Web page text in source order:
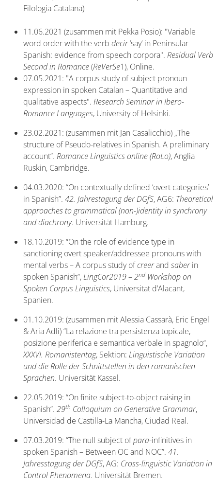
Filologia Catalana)
11.06.2021 (zusammen mit Pekka Posio): "Variable
word order with the verb decir‘say’ in Peninsular
Spanish: evidence from speech corpora". Residual Verb
Second in Romance(ReVerSe1), Online.
07.05.2021: "A corpus study of subject pronoun
expression in spoken Catalan – Quantitative and
qualitative aspects". Research Seminar in Ibero-
Romance Languages, University of Helsinki.
23.02.2021: (zusammen mit Jan Casalicchio) „The
structure of Pseudo-relatives in Spanish. A preliminary
account”. Romance Linguistics online (RoLo), Anglia
Ruskin, Cambridge.
04.03.2020: “On contextually defined ‘overt categories’
in Spanish”. 42. Jahrestagung der DGfS, AG6: Theoretical
approaches to grammatical (non-)identity in synchrony
and diachrony. Universität Hamburg.
18.10.2019: “On the role of evidence type in
sanctioning overt speaker/addressee pronouns with
mental verbs – A corpus study ofcreerand saberin
spoken Spanish”,LingCor2019 – 2nd Workshop on
Spoken Corpus Linguistics, Universitat d’Alacant,
Spanien.
01.10.2019: (zusammen mit Alessia Cassarà, Eric Engel
& Aria Adli) “La relazione tra persistenza topicale,
posizione periferica e semantica verbale in spagnolo“,
XXXVI. Romanistentag, Sektion: Linguistische Variation
und die Rolle der Schnittstellen in den romanischen
Sprachen. Universität Kassel.
22.05.2019: “On finite subject-to-object raising in
Spanish”. 29th Colloquium on Generative Grammar,
Universidad de Castilla-La Mancha, Ciudad Real.
07.03.2019: “The null subject ofpara-infinitives in
spoken Spanish – Between OC and NOC”. 41.
Jahresstagung der DGfS, AG: Cross-linguistic Variation in
Control Phenomena. Universität Bremen.